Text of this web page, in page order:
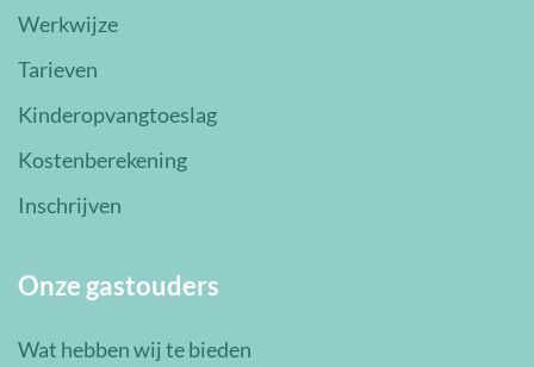
Werkwijze
Tarieven
Kinderopvangtoeslag
Kostenberekening
Inschrijven
Onze gastouders
Wat hebben wij te bieden